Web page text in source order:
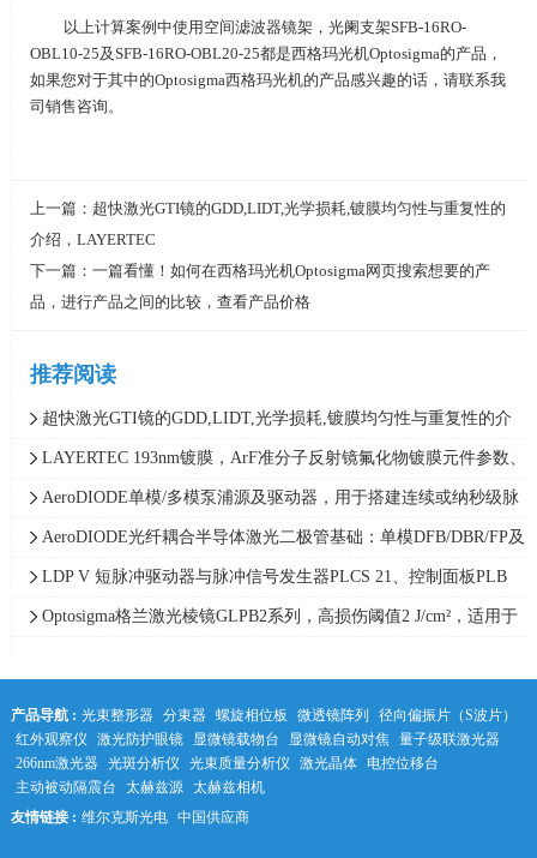
以上计算案例中使用空间滤波器镜架，光阑支架SFB-16RO-
OBL10-25及SFB-16RO-OBL20-25都是西格玛光机Optosigma的产品，
如果您对于其中的Optosigma西格玛光机的产品感兴趣的话，请联系我
司销售咨询。
上一篇： 超快激光GTI镜的GDD,LIDT,光学损耗,镀膜均匀性与重复性的
介绍，LAYERTEC
下一篇： 一篇看懂！如何在西格玛光机Optosigma网页搜索想要的产
品，进行产品之间的比较，查看产品价格
推荐阅读
超快激光GTI镜的GDD,LIDT,光学损耗,镀膜均匀性与重复性的介
绍，LAYERTEC
LAYERTEC 193nm镀膜，ArF准分子反射镜氟化物镀膜元件参数、
损伤阈值与光谱性能介绍
AeroDIODE单模/多模泵浦源及驱动器，用于搭建连续或纳秒级脉
宽MOPA架构光纤激光器
AeroDIODE光纤耦合半导体激光二极管基础：单模DFB/DBR/FP及
多模光纤耦合激光二极管结构区别
LDP V 短脉冲驱动器与脉冲信号发生器PLCS 21、控制面板PLB
21 组合安装接线参数设置指南 | PicoLAS
Optosigma格兰激光棱镜GLPB2系列，高损伤阈值2 J/cm²，适用于
产品导航 : 光束整形器 分束器 螺旋相位板 微透镜阵列
径向偏振片（S波片）
红外观察仪
激光防护眼镜 显微镜载物台 显微镜自动对焦 量子级联激光器
266nm激光器 光斑分析仪 光束质量分析仪 激光晶体
电控位移台
主动被动隔震台
太赫兹源 太赫兹相机
友情链接 : 维尔克斯光电 中国供应商